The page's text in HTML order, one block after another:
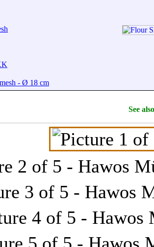
- Ø 18 cm
See